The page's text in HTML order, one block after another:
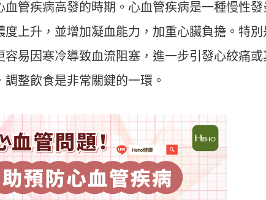
管疾病高發的時期。心血管疾病是一種慢性發
上升，並增加凝血能力，加重心臟負擔。特別
易因寒冷導致血流阻塞，進一步引發心絞痛或
整飲食是非常關鍵的一環。